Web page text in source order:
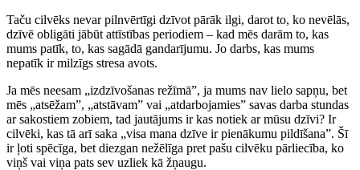
Taču cilvēks nevar pilnvērtīgi dzīvot pārāk ilgi, darot to, ko nevēlās,
dzīvē obligāti jābūt attīstības periodiem – kad mēs darām to, kas
mums patīk, to, kas sagādā gandarījumu. Jo darbs, kas mums
nepatīk ir milzīgs stresa avots.
Ja mēs neesam „izdzīvošanas režīmā”, ja mums nav lielo sapņu, bet
mēs „atsēžam”, „atstāvam” vai „atdarbojamies” savas darba stundas
ar sakostiem zobiem, tad jautājums ir kas notiek ar mūsu dzīvi? Ir
cilvēki, kas tā arī saka „visa mana dzīve ir pienākumu pildīšana”. Šī
ir ļoti spēcīga, bet diezgan nežēlīga pret pašu cilvēku pārliecība, ko
viņš vai viņa pats sev uzliek kā žņaugu.